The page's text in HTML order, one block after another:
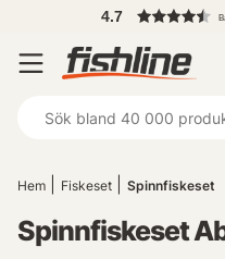
Baserat på 536 betyg
Hem Fiskeset Spinnfiskeset
Spinnfiskeset